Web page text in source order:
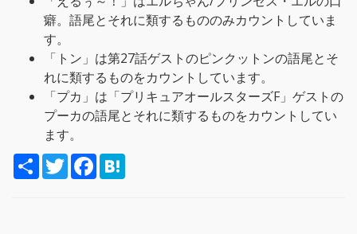
癖。語尾とそれに類するもののみカウントしていま
す。
「トン」は第27話ゲストのピンクットンの語尾とそ
れに類するものをカウントしています。
「プカ」は「プリキュアオールスターズF」ゲストの
プーカの語尾とそれに類するものをカウントしてい
ます。
S
h
T
w
F
a